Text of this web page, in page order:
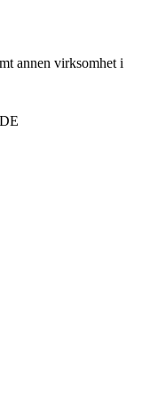
annen virksomhet i